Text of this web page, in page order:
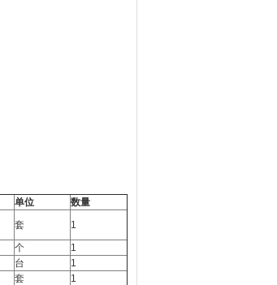
单位
数量
套
1
个
1
台
1
套
1